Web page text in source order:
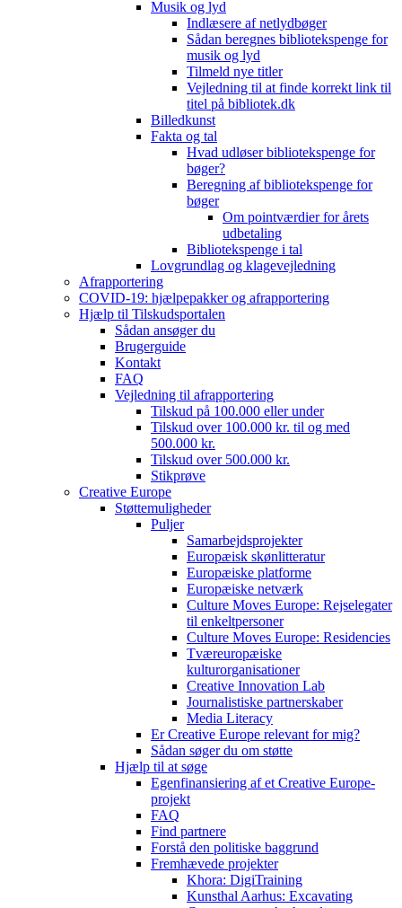
Musik og lyd
Indlæsere af netlydbøger
Sådan beregnes bibliotekspenge for
musik og lyd
Tilmeld nye titler
Vejledning til at finde korrekt link til
titel på bibliotek.dk
Billedkunst
Fakta og tal
Hvad udløser bibliotekspenge for
bøger?
Beregning af bibliotekspenge for
bøger
Om pointværdier for årets
udbetaling
Bibliotekspenge i tal
Lovgrundlag og klagevejledning
Afrapportering
COVID-19: hjælpepakker og afrapportering
Hjælp til Tilskudsportalen
Sådan ansøger du
Brugerguide
Kontakt
FAQ
Vejledning til afrapportering
Tilskud på 100.000 eller under
Tilskud over 100.000 kr. til og med
500.000 kr.
Tilskud over 500.000 kr.
Stikprøve
Creative Europe
Støttemuligheder
Puljer
Samarbejdsprojekter
Europæisk skønlitteratur
Europæiske platforme
Europæiske netværk
Culture Moves Europe: Rejselegater
til enkeltpersoner
Culture Moves Europe: Residencies
Tværeuropæiske
kulturorganisationer
Creative Innovation Lab
Journalistiske partnerskaber
Media Literacy
Er Creative Europe relevant for mig?
Sådan søger du om støtte
Hjælp til at søge
Egenfinansiering af et Creative Europe-
projekt
FAQ
Find partnere
Forstå den politiske baggrund
Fremhævede projekter
Khora: DigiTraining
Kunsthal Aarhus: Excavating